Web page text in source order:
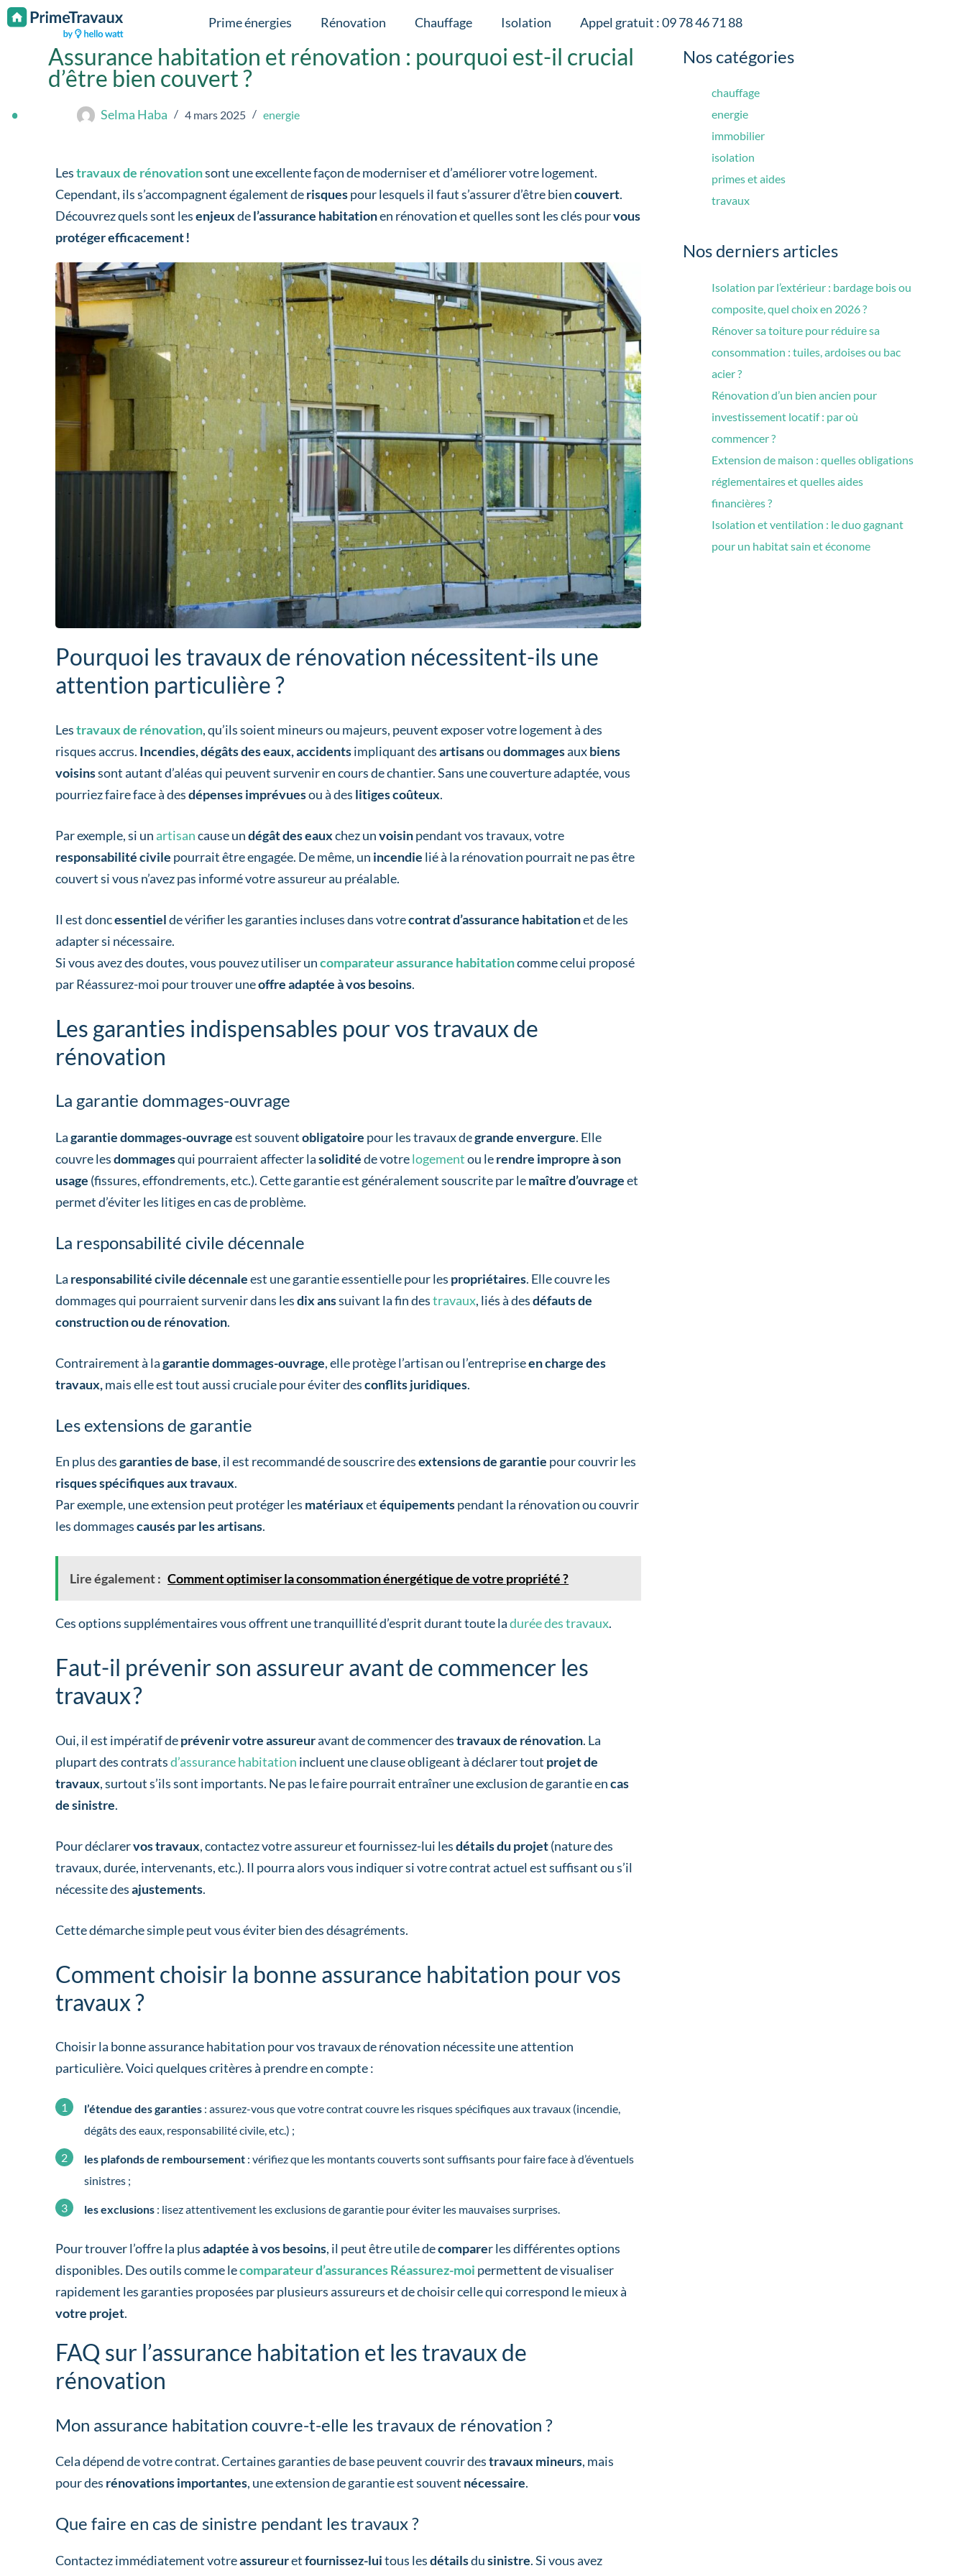
Passer au contenu Prime énergies Rénovation Chauffage Isolation Appel gratuit : 09 78 46 71 88
Assurance habitation et rénovation : pourquoi est-il crucial
d’être bien couvert ?
Selma Haba 4 mars 2025 energie
Lestravaux de rénovationsont une excellente façon de moderniser et d’améliorer votre logement.
Cependant, ils s’accompagnent également derisquespour lesquels il faut s’assurer d’être biencouvert.
Découvrez quels sont lesenjeuxdel’assurance habitationen rénovation et quelles sont les clés pourvous
protéger efficacement !
Pourquoi les travaux de rénovation nécessitent-ils une
attention particulière ?
Lestravaux de rénovation, qu’ils soient mineurs ou majeurs, peuvent exposer votre logement à des
risques accrus. Incendies, dégâts des eaux, accidentsimpliquant desartisansoudommagesauxbiens
voisinssont autant d’aléas qui peuvent survenir en cours de chantier. Sans une couverture adaptée, vous
pourriez faire face à desdépenses imprévuesou à des litiges coûteux.
Par exemple, si unartisancause undégât des eauxchez unvoisinpendant vos travaux, votre
responsabilité civile pourrait être engagée. De même, un incendie lié à la rénovation pourrait ne pas être
couvert si vous n’avez pas informé votre assureur au préalable.
Il est doncessentielde vérifier les garanties incluses dans votrecontrat d’assurance habitationet de les
adapter si nécessaire.
Si vous avez des doutes, vous pouvez utiliser uncomparateur assurance habitationcomme celui proposé
par Réassurez-moi pour trouver uneoffre adaptée à vos besoins.
Les garanties indispensables pour vos travaux de
rénovation
La garantie dommages-ouvrage
Lagarantie dommages-ouvrageest souventobligatoire pour les travaux degrande envergure. Elle
couvre lesdommagesqui pourraient affecter lasoliditéde votrelogementou lerendre impropre à son
usage (fissures, effondrements, etc.). Cette garantie est généralement souscrite par lemaître d’ouvrageet
permet d’éviter les litiges en cas de problème.
La responsabilité civile décennale
La responsabilité civile décennaleest une garantie essentielle pour les propriétaires. Elle couvre les
dommages qui pourraient survenir dans lesdix anssuivant la fin destravaux, liés à desdéfauts de
construction ou de rénovation.
Contrairement à lagarantie dommages-ouvrage, elle protège l’artisan ou l’entrepriseen charge des
travaux,mais elle est tout aussi cruciale pour éviter desconflits juridiques.
Les extensions de garantie
En plus desgaranties de base, il est recommandé de souscrire desextensions de garantie pour couvrir les
risques spécifiques aux travaux.
Par exemple, une extension peut protéger les matériauxetéquipementspendant la rénovation ou couvrir
les dommagescausés par les artisans.
Lire également : Comment optimiser la consommation énergétique de votre propriété ?
Ces options supplémentaires vous offrent une tranquillité d’esprit durant toute ladurée des travaux.
Faut-il prévenir son assureur avant de commencer les
travaux ?
Oui, il est impératif deprévenir votre assureuravant de commencer destravaux de rénovation. La
plupart des contratsd’assurance habitation incluent une clause obligeant à déclarer tout projet de
travaux, surtout s’ils sont importants. Ne pas le faire pourrait entraîner une exclusion de garantie encas
de sinistre.
Pour déclarervos travaux, contactez votre assureur et fournissez-lui lesdétails du projet(nature des
travaux, durée, intervenants, etc.). Il pourra alors vous indiquer si votre contrat actuel est suffisant ou s’il
nécessite desajustements.
Cette démarche simple peut vous éviter bien des désagréments.
Comment choisir la bonne assurance habitation pour vos
travaux ?
Choisir la bonne assurance habitation pour vos travaux de rénovation nécessite une attention
particulière. Voici quelques critères à prendre en compte :
l’étendue des garanties : assurez-vous que votre contrat couvre les risques spécifiques aux travaux (incendie,
dégâts des eaux, responsabilité civile, etc.) ;
les plafonds de remboursement : vérifiez que les montants couverts sont suffisants pour faire face à d’éventuels
sinistres ;
les exclusions : lisez attentivement les exclusions de garantie pour éviter les mauvaises surprises.
Pour trouver l’offre la plusadaptée à vos besoins, il peut être utile decomparer les différentes options
disponibles. Des outils comme lecomparateur d’assurances Réassurez-moi permettent de visualiser
rapidement les garanties proposées par plusieurs assureurs et de choisir celle qui correspond le mieux à
votre projet.
FAQ sur l’assurance habitation et les travaux de
rénovation
Mon assurance habitation couvre-t-elle les travaux de rénovation ?
Cela dépend de votre contrat. Certaines garanties de base peuvent couvrir destravaux mineurs, mais
pour des rénovations importantes, une extension de garantie est souvent nécessaire.
Que faire en cas de sinistre pendant les travaux ?
Contactez immédiatement votreassureuretfournissez-luitous lesdétailsdusinistre. Si vous avez
Nos catégories
chauffage
energie
immobilier
isolation
primes et aides
travaux
Nos derniers articles
Isolation par l’extérieur : bardage bois ou
composite, quel choix en 2026 ?
Rénover sa toiture pour réduire sa
consommation : tuiles, ardoises ou bac
acier ?
Rénovation d’un bien ancien pour
investissement locatif : par où
commencer ?
Extension de maison : quelles obligations
réglementaires et quelles aides
financières ?
Isolation et ventilation : le duo gagnant
pour un habitat sain et économe